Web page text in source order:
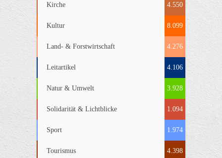
Kirche 4.550
Kultur 8.099
Land- & Forstwirtschaft 4.276
Leitartikel 4.106
Natur & Umwelt 3.928
Solidarität & Lichtblicke 1.094
Sport 1.974
Tourismus 4.398